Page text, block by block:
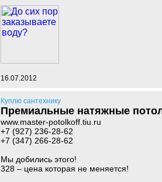
16.07.2012
Куплю сантехнику
Премиальные натяжные
www.master-potolkoff.tiu.ru
+7 (927) 236-28-62
+7 (347) 266-28-62
Мы добились этого!
328 – цена которая не меняется!